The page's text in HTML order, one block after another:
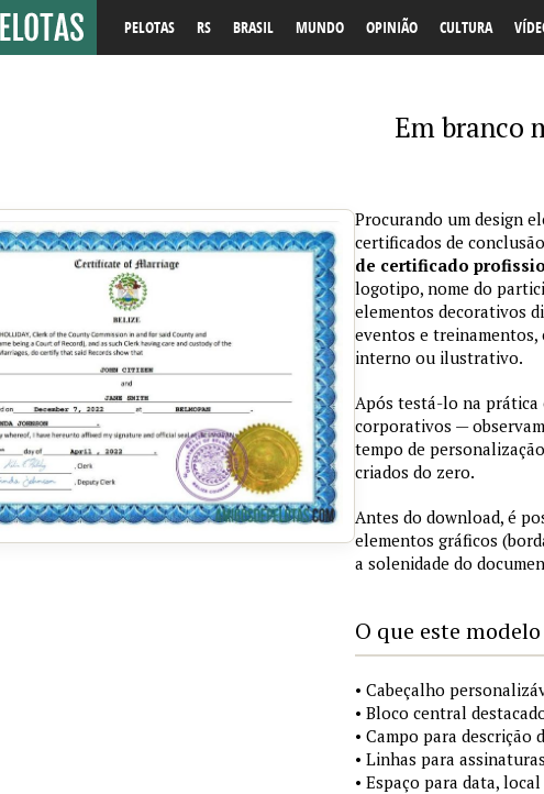
PELOTAS RS BRASIL MUNDO OPINIÃO CULTURA
Em branco
Procurando um design
certificados de
de certificado
logotipo, nome do
elementos decorativos
eventos e treinamentos,
interno ou ilustrativo.
Após testá-lo na prática
corporativos —
tempo de
criados do zero.
Antes do download, é
elementos gráficos
a solenidade do
O que este
• Cabeçalho
• Bloco central
• Campo para
• Linhas para
• Espaço para data,